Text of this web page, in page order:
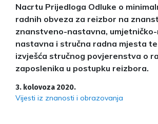
Nacrtu Prijedloga Odluke o
radnih obveza za reizbor na
znanstveno-nastavna,
nastavna i stručna radna mjesta
izvješća stručnog povjerenstva o
zaposlenika u postupku reizbora.
3. kolovoza 2020.
Vijesti iz znanosti i obrazovanja